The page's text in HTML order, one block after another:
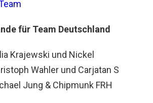
für Team Deutschland
Krajewski und Nickel
Wahler und Carjatan S
Jung & Chipmunk FRH